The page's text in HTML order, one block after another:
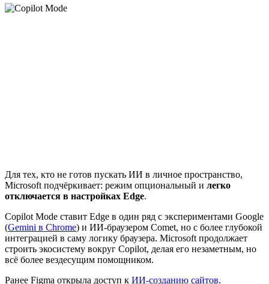
Для тех, кто не готов пускать ИИ в личное пространство,
Microsoft подчёркивает: режим опциональный и легко
отключается в настройках Edge.
Copilot Mode ставит Edge в один ряд с экспериментами Google
(Gemini в Chrome) и ИИ-браузером Comet, но с более глубокой
интеграцией в саму логику браузера. Microsoft продолжает
строить экосистему вокруг Copilot, делая его незаметным, но
всё более вездесущим помощником.
Ранее Figma открыла доступ к ИИ-созданию сайтов.